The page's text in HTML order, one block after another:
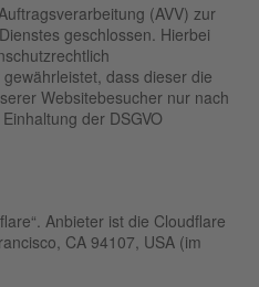
(AVV) zur
geschlossen. Hierbei
dass dieser die
Websitebesucher nur nach
der DSGVO
Anbieter ist die Cloudflare
CA 94107, USA (im